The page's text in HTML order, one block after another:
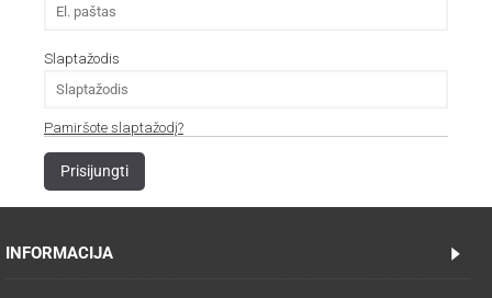
Slaptažodis
Pamiršote slaptažodį?
INFORMACIJA